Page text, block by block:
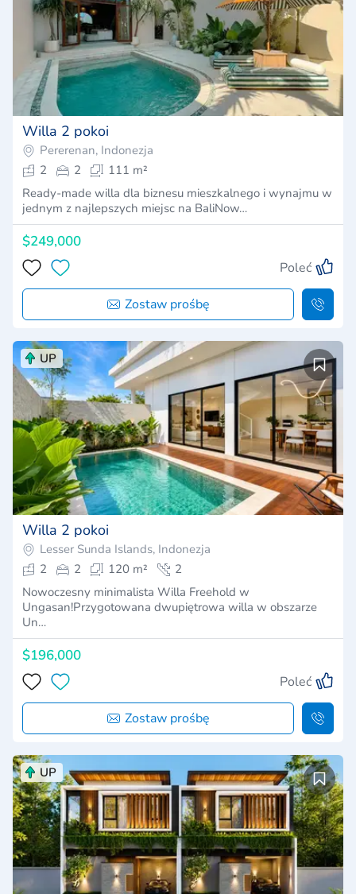
Willa 2 pokoi
Pererenan, Indonezja
2
2
111 m²
Ready-made willa dla biznesu mieszkalnego i wynajmu w
jednym z najlepszych miejsc na BaliNow…
$249,000
Poleć
Zostaw prośbę
UP
Willa 2 pokoi
Lesser Sunda Islands, Indonezja
2
2 120 m²
2
Nowoczesny minimalista Willa Freehold w
Ungasan!Przygotowana dwupiętrowa willa w obszarze
Un…
$196,000
Poleć
Zostaw prośbę
UP